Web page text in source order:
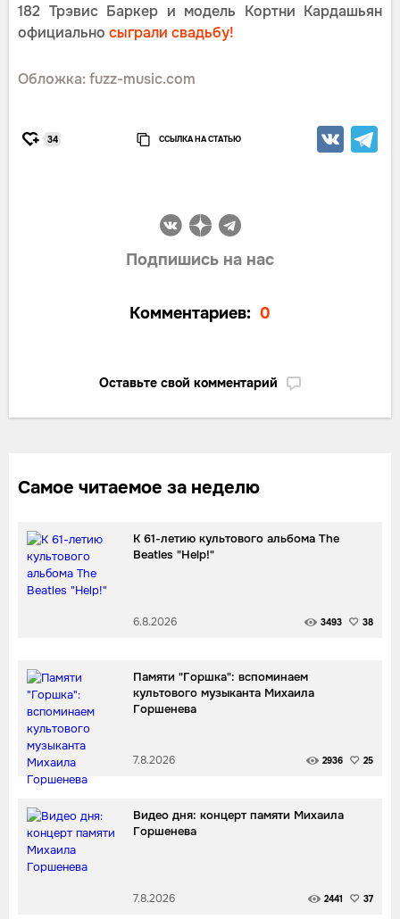
182 Трэвис Баркер и модель Кортни Кардашьян
официально сыграли свадьбу!
Обложка: fuzz-music.com
34 ССЫЛКА НА СТАТЬЮ
Подпишись на нас
Комментариев: 0
Оставьте свой комментарий
Самое читаемое за неделю
К 61-летию культового альбома The
Beatles "Help!"
6.8.2026 3493 38
Памяти "Горшка": вспоминаем
культового музыканта Михаила
Горшенева
7.8.2026 2936 25
Видео дня: концерт памяти Михаила
Горшенева
7.8.2026 2441 37